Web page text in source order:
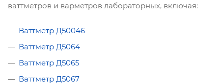
ваттметров и варметров лабораторных, включая:
Ваттметр Д50046
Ваттметр Д5064
Ваттметр Д5065
Ваттметр Д5067